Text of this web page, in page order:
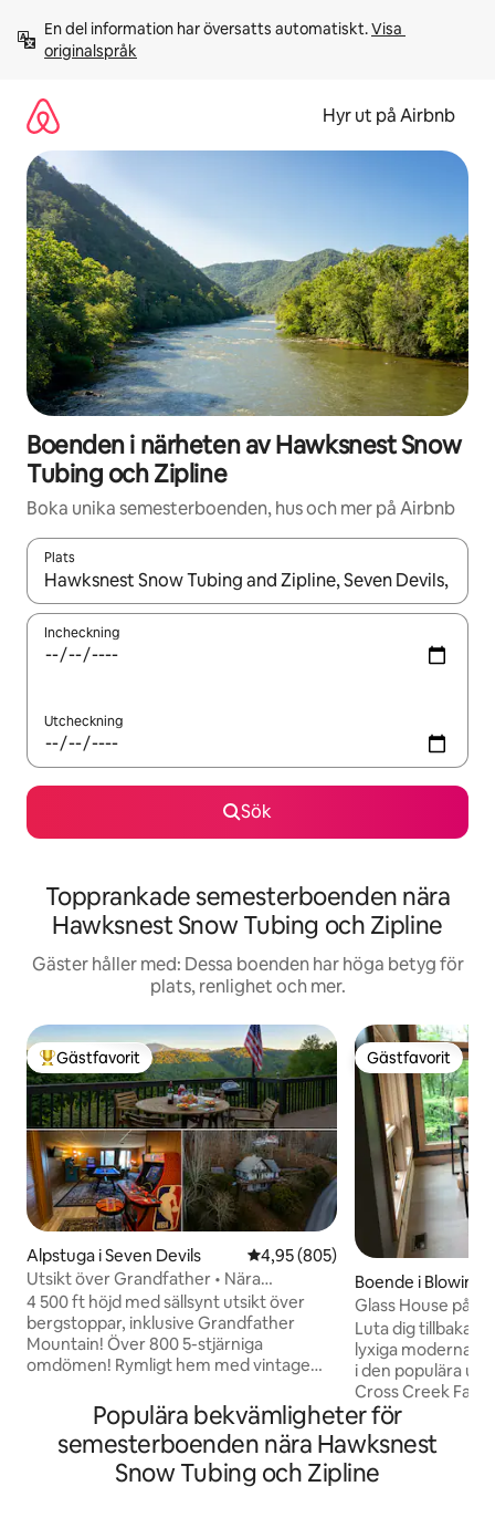
innehåll
En del information har översatts automatiskt. Visa
originalspråk
Hyr ut på Airbnb
Boenden i närheten av Hawksnest Snow
Tubing och Zipline
Boka unika semesterboenden, hus och mer på Airbnb
Plats
När resultaten är tillgängliga kan du navigera med upp- och
Incheckning
Utcheckning
Sök
Topprankade semesterboenden nära
Hawksnest Snow Tubing och Zipline
Gäster håller med: Dessa boenden har höga betyg för
plats, renlighet och mer.
Populär gästfavorit
Gästfavorit
Alpstuga i Seven Devils 4,95 av 5 i genomsnittligt
4,95 (805)
Utsikt över Grandfather • Nära
Hawksnest • Arkad • Spel
4 500 ft höjd med sällsynt utsikt över
bergstoppar, inklusive Grandfather
Mountain! Över 800 5-stjärniga
omdömen! Rymligt hem med vintage
massor av brädspel. Snabbt wifi,
fantastisk utsikt och komfort Lätt
frukost och kaffe ☕ 2 minuters bilresa till
Hawksnest tubing och ziplines 5 min till
Otter Falls 10 minuter till Grandfather
Gästfavorit
Gästfavorit
Boende i Blowing
Glass House på
Luta dig tillbaka
lyxiga moderna
i den populära
Cross Creek
Detta boende
tomt med gott
och har ett
solljuset skina
Populära bekvämligheter för
semesterboenden nära Hawksnest
Snow Tubing och Zipline